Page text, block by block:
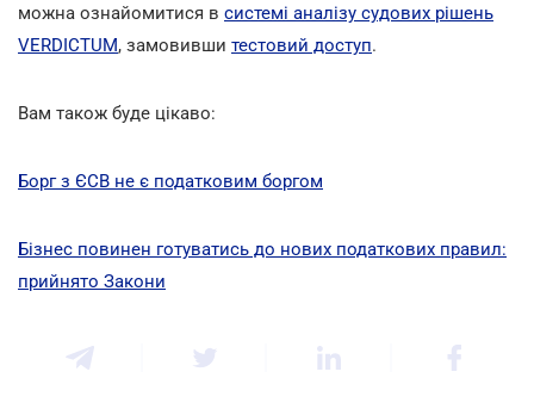
можна ознайомитися в системі аналізу судових рішень
VERDICTUM, замовивши тестовий доступ.
Вам також буде цікаво:
Борг з ЄСВ не є податковим боргом
Бізнес повинен готуватись до нових податкових правил:
прийнято Закони